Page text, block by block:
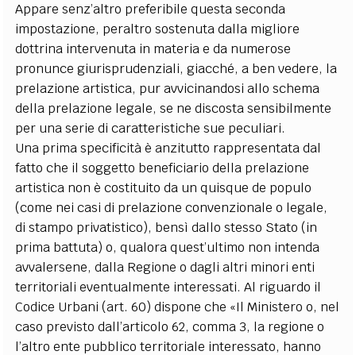
Appare senz’altro preferibile questa seconda
impostazione, peraltro sostenuta dalla migliore
dottrina intervenuta in materia e da numerose
pronunce giurisprudenziali, giacché, a ben vedere, la
prelazione artistica, pur avvicinandosi allo schema
della prelazione legale, se ne discosta sensibilmente
per una serie di caratteristiche sue peculiari.
Una prima specificità è anzitutto rappresentata dal
fatto che il soggetto beneficiario della prelazione
artistica non è costituito da un quisque de populo
(come nei casi di prelazione convenzionale o legale,
di stampo privatistico), bensì dallo stesso Stato (in
prima battuta) o, qualora quest’ultimo non intenda
avvalersene, dalla Regione o dagli altri minori enti
territoriali eventualmente interessati. Al riguardo il
Codice Urbani (art. 60) dispone che «Il Ministero o, nel
caso previsto dall’articolo 62, comma 3, la regione o
l’altro ente pubblico territoriale interessato, hanno